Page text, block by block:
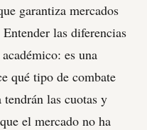
garantiza mercados
las diferencias
es una
qué tipo de combate
las cuotas y
el mercado no ha